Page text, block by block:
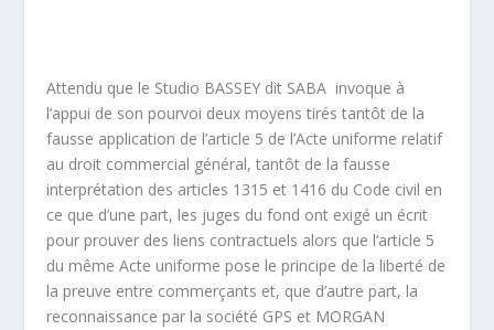
Attendu que le Studio BASSEY dit SABA invoque à
l’appui de son pourvoi deux moyens tirés tantôt de la
fausse application de l’article 5 de l’Acte uniforme relatif
au droit commercial général, tantôt de la fausse
interprétation des articles 1315 et 1416 du Code civil en
ce que d’une part, les juges du fond ont exigé un écrit
pour prouver des liens contractuels alors que l’article 5
du même Acte uniforme pose le principe de la liberté de
la preuve entre commerçants et, que d’autre part, la
reconnaissance par la société GPS et MORGAN